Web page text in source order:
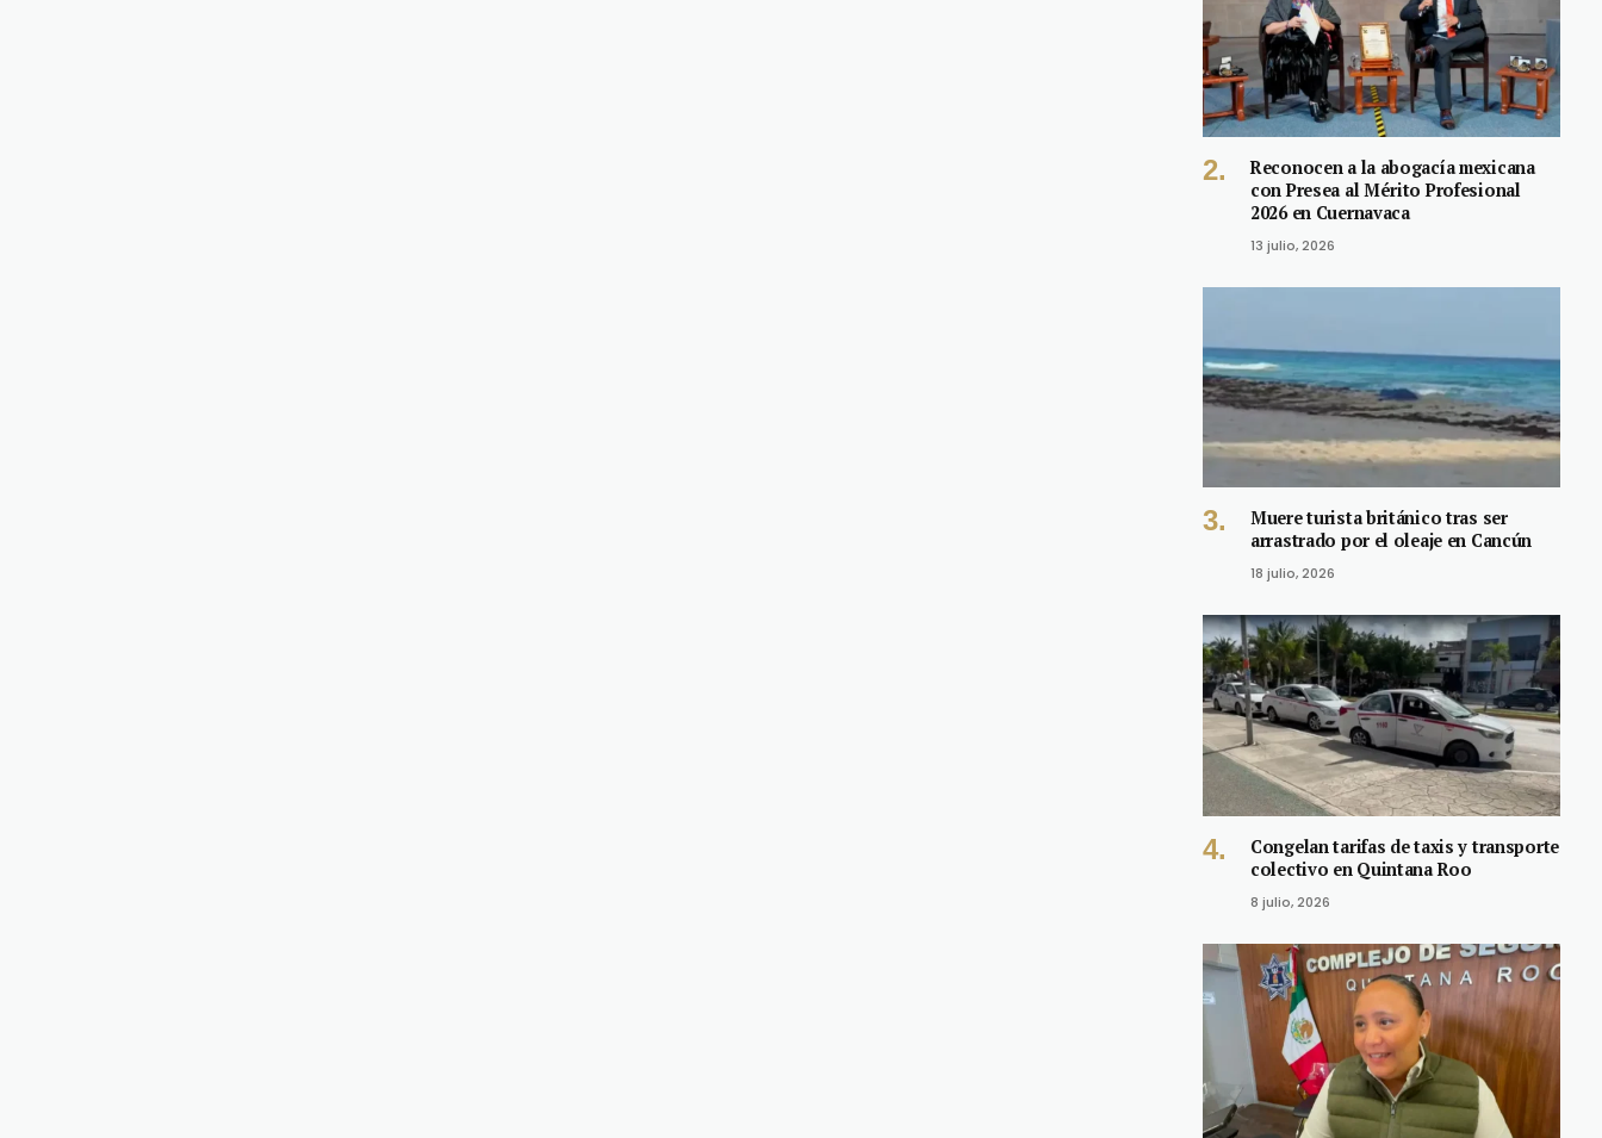
Reconocen a la abogacía mexicana
con Presea al Mérito Profesional
2026 en Cuernavaca
13 julio, 2026
Muere turista británico tras ser
arrastrado por el oleaje en Cancún
18 julio, 2026
Congelan tarifas de taxis y transporte
colectivo en Quintana Roo
8 julio, 2026